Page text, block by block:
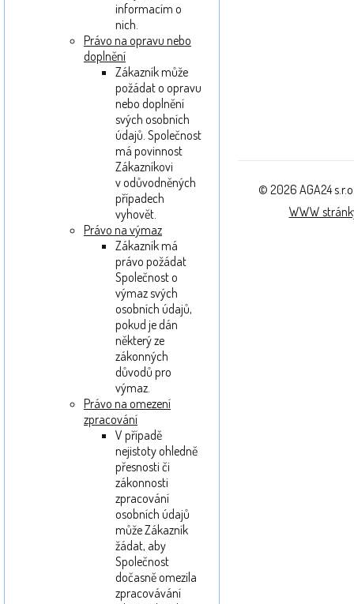
informacím o
nich.
Právo na opravu nebo
doplnění
Zákazník může
požádat o opravu
nebo doplnění
svých osobních
údajů. Společnost
má povinnost
Zákazníkovi
v odůvodněných
případech
vyhovět.
Právo na výmaz
Zákazník má
právo požádat
Společnost o
výmaz svých
osobních údajů,
pokud je dán
některý ze
zákonných
důvodů pro
výmaz.
Právo na omezení
zpracování
V případě
nejistoty ohledně
přesnosti či
zákonnosti
zpracování
osobních údajů
může Zákazník
žádat, aby
Společnost
dočasně omezila
zpracovávání
© 2026 AGA24
WWW